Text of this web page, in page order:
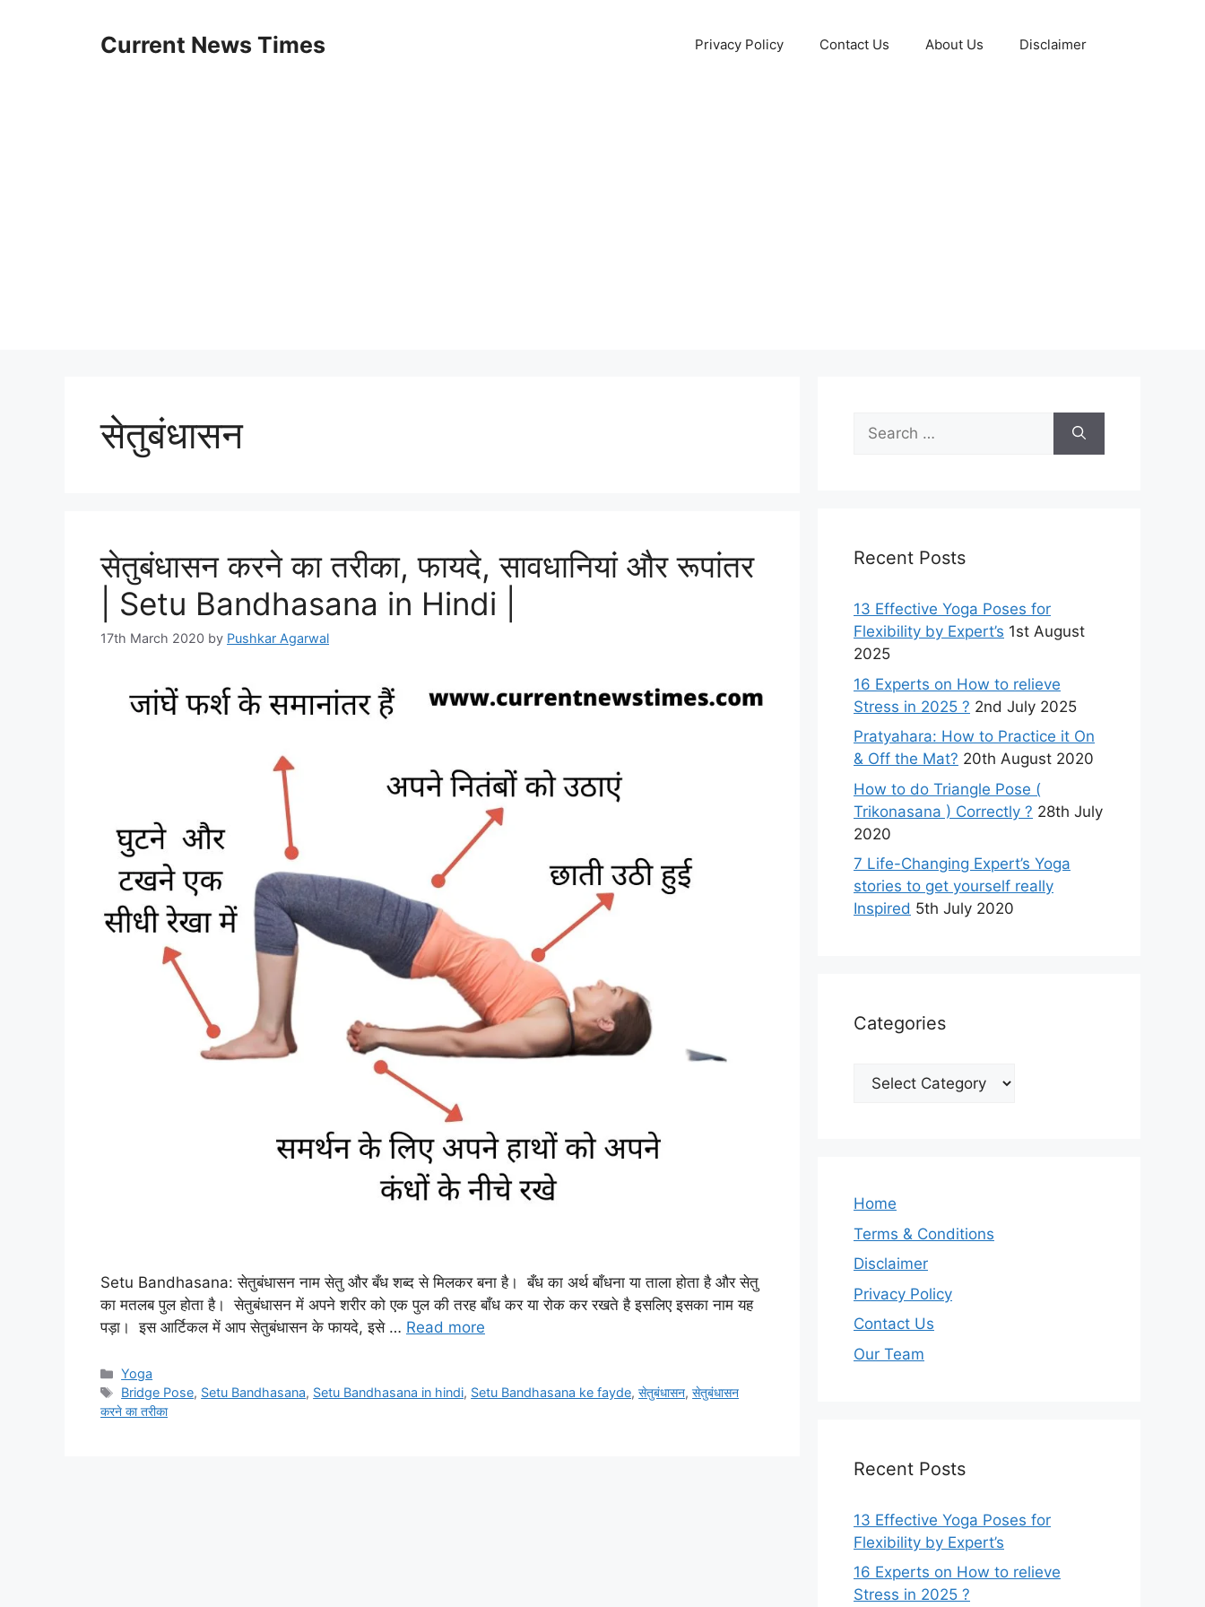
Current News Times Privacy Policy Contact Us About Us Disclaimer
सेतुबंधासन
सेतुबंधासन करने का तरीका, फायदे, सावधानियां और रूपांतर
| Setu Bandhasana in Hindi |
17th March 2020 by Pushkar Agarwal
Setu Bandhasana: सेतुबंधासन नाम सेतु और बँध शब्द से मिलकर बना है। बँध का अर्थ बाँधना या ताला होता है और सेतु
का मतलब पुल होता है। सेतुबंधासन में अपने शरीर को एक पुल की तरह बाँध कर या रोक कर रखते है इसलिए इसका नाम यह
पड़ा। इस आर्टिकल में आप सेतुबंधासन के फायदे, इसे … Read more
Categories
Yoga
Tags
Bridge Pose, Setu Bandhasana, Setu Bandhasana in hindi, Setu Bandhasana ke fayde,सेतुबंधासन,सेतुबंधासन
करने का तरीका
Search
for:
Recent Posts
13 Effective Yoga Poses for
Flexibility by Expert’s 1st August
2025
16 Experts on How to relieve
Stress in 2025 ? 2nd July 2025
Pratyahara: How to Practice it On
& Off the Mat? 20th August 2020
How to do Triangle Pose (
Trikonasana ) Correctly ? 28th July
2020
7 Life-Changing Expert’s Yoga
stories to get yourself really
Inspired 5th July 2020
Categories
Categories
Home
Terms & Conditions
Disclaimer
Privacy Policy
Contact Us
Our Team
Recent Posts
13 Effective Yoga Poses for
Flexibility by Expert’s
16 Experts on How to relieve
Stress in 2025 ?